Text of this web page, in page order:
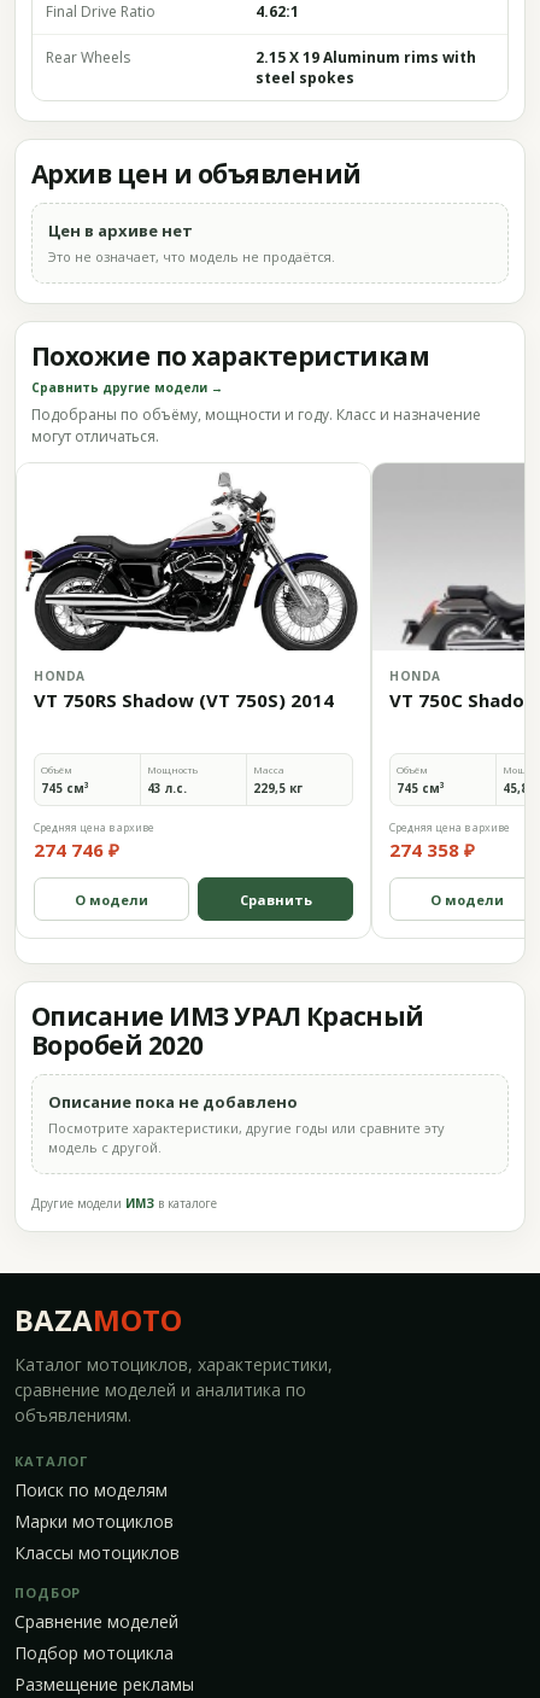
Final Drive Ratio 4.62:1
Rear Wheels
2.15 X 19 Aluminum rims with
steel spokes
Архив цен и объявлений
Цен в архиве нет
Это не означает, что модель не продаётся.
Похожие по характеристикам
Сравнить другие модели →
Подобраны по объёму, мощности и году. Класс и назначение
могут отличаться.
HONDA
VT 750RS Shadow (VT 750S) 2014
Объём
745 см³
Мощность
43 л.с.
Масса
229,5 кг
Средняя цена в архиве
274 746 ₽
О модели Сравнить
HONDA
VT 750C
Объём
745 см³ 45,8
Средняя цена в архиве
274 358 ₽
О модели
Описание ИМЗ УРАЛ Красный
Воробей 2020
Описание пока не добавлено
Посмотрите характеристики, другие годы или сравните эту
модель с другой.
Другие модели ИМЗ в каталоге
BAZAMOTO
Каталог мотоциклов, характеристики,
сравнение моделей и аналитика по
объявлениям.
КАТАЛОГ
Поиск по моделям
Марки мотоциклов
Классы мотоциклов
ПОДБОР
Сравнение моделей
Подбор мотоцикла
Размещение рекламы